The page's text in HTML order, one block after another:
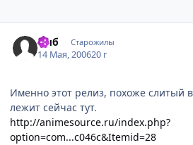
Рыб Старожилы
14 Мая, 200620 г
Именно этот релиз, похоже слитый
лежит сейчас тут.
http://animesource.ru/index.php?
option=com...c046c&Itemid=28